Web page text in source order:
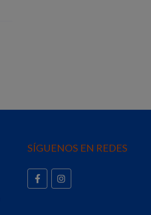
SÍGUENOS EN REDES